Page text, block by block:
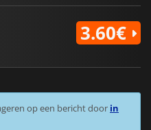
3.60€
op een bericht door in